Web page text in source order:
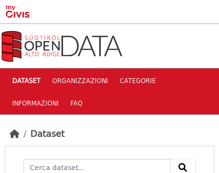
Skip to main content
DATASET ORGANIZZAZIONI CATEGORIE
INFORMAZIONI FAQ
Dataset